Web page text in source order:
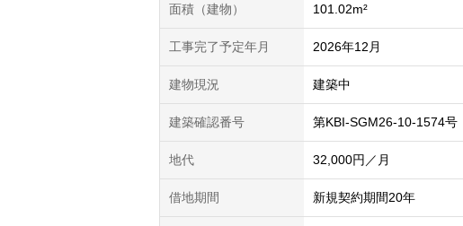
面積（建物） 101.02m²
工事完了予定年月 2026年12月
建物現況 建築中
建築確認番号 第KBI-SGM26-10-1574号
地代 32,000円／月
借地期間 新規契約期間20年